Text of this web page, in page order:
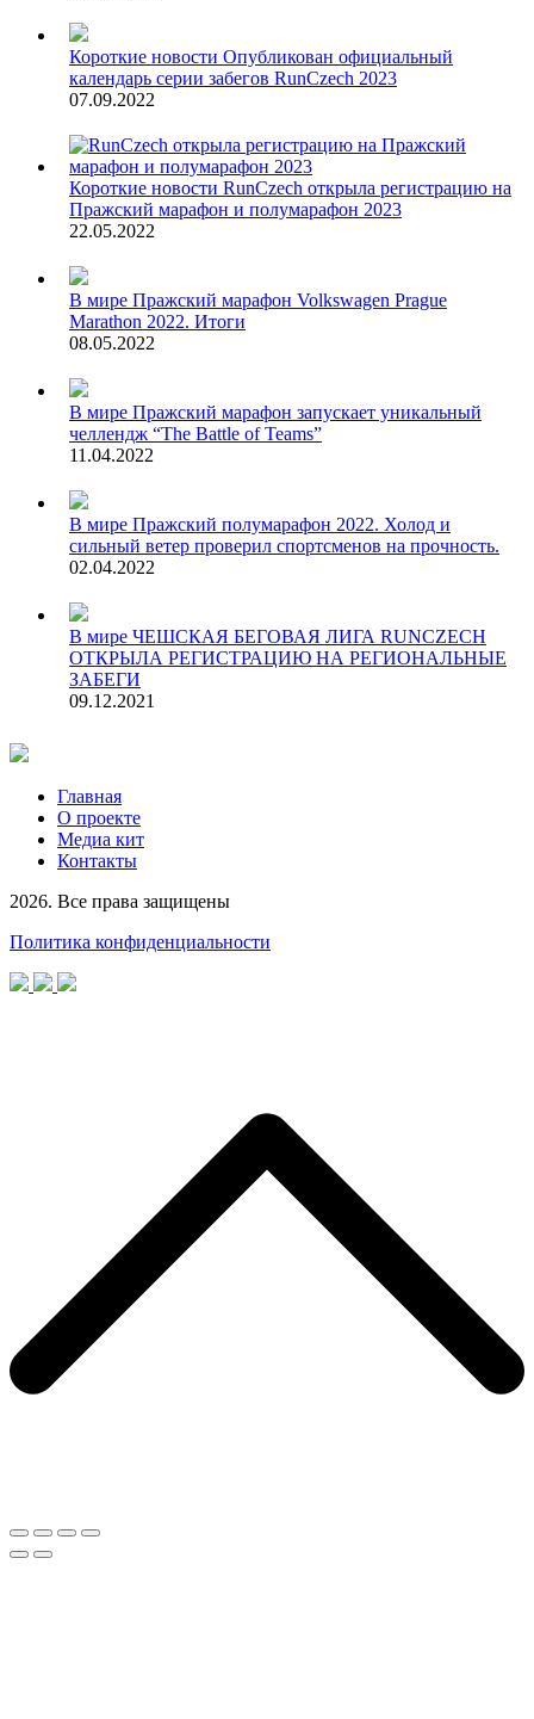
Короткие новости Опубликован официальный
календарь серии забегов RunCzech 2023
07.09.2022
Короткие новости RunCzech открыла регистрацию на
Пражский марафон и полумарафон 2023
22.05.2022
В мире Пражский марафон Volkswagen Prague
Marathon 2022. Итоги
08.05.2022
В мире Пражский марафон запускает уникальный
челлендж “The Battle of Teams”
11.04.2022
В мире Пражский полумарафон 2022. Холод и
сильный ветер проверил спортсменов на прочность.
02.04.2022
В мире ЧЕШСКАЯ БЕГОВАЯ ЛИГА RUNCZECH
ОТКРЫЛА РЕГИСТРАЦИЮ НА РЕГИОНАЛЬНЫЕ
ЗАБЕГИ
09.12.2021
Главная
О проекте
Медиа кит
Контакты
2026. Все права защищены
Политика конфиденциальности